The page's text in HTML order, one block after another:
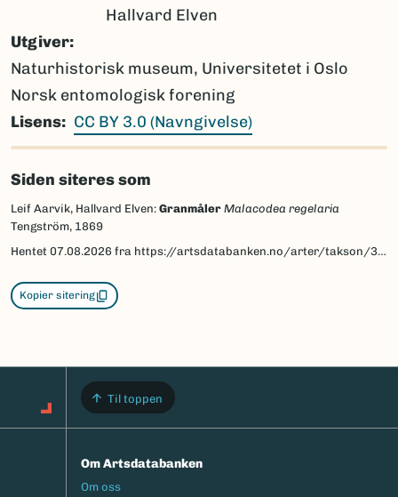
Hallvard Elven
Utgiver
Naturhistorisk museum, Universitetet i Oslo
Norsk entomologisk forening
Lisens
CC BY 3.0 (Navngivelse)
Siden siteres som
Leif Aarvik, Hallvard Elven: Granmåler Malacodea regelaria
Tengström, 1869
Hentet 07.08.2026 fra https://artsdatabanken.no/arter/takson/30066/beskrivelse
Kopier sitering
Til toppen
Om Artsdatabanken
Footermeny
Om oss